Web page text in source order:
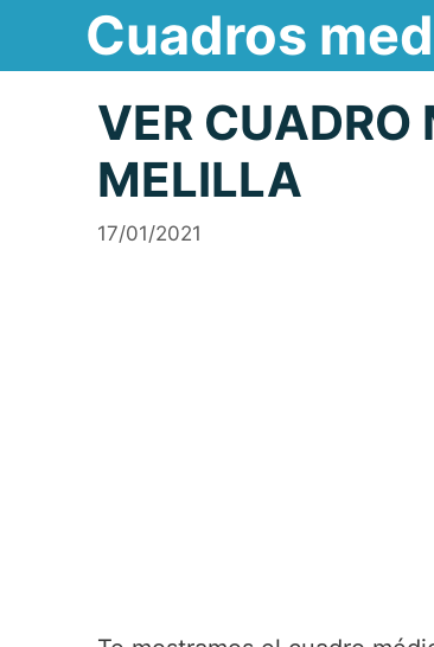
contenido
Cuadros
VER CUADRO
MELILLA
17/01/2021